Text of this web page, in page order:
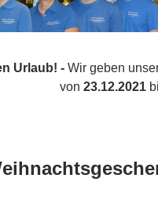
Urlaub! - Wir geben
von 23.12.2021